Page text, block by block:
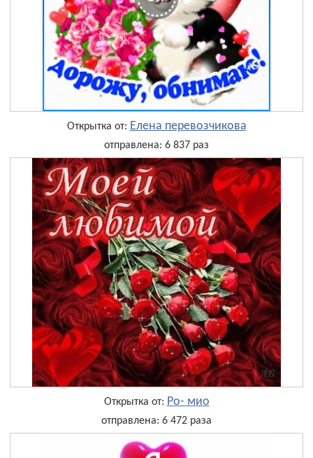
Открытка от: Елена перевозчикова
отправлена: 6 837 раз
Открытка от: Ро- мио
отправлена: 6 472 раза